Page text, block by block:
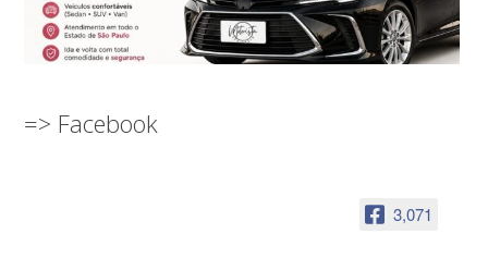
=> Facebook
3,071